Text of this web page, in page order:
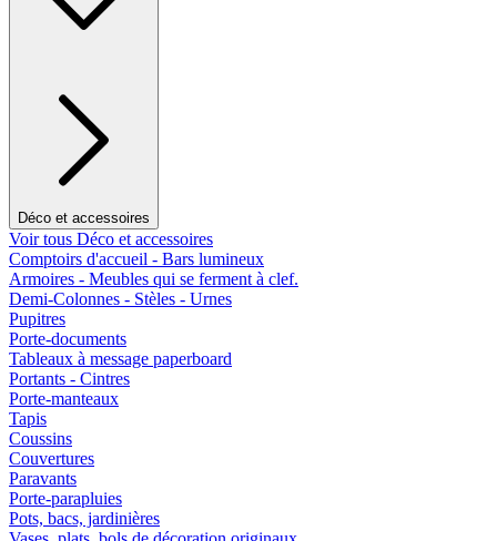
Déco et accessoires
Voir tous Déco et accessoires
Comptoirs d'accueil - Bars lumineux
Armoires - Meubles qui se ferment à clef.
Demi-Colonnes - Stèles - Urnes
Pupitres
Porte-documents
Tableaux à message paperboard
Portants - Cintres
Porte-manteaux
Tapis
Coussins
Couvertures
Paravants
Porte-parapluies
Pots, bacs, jardinières